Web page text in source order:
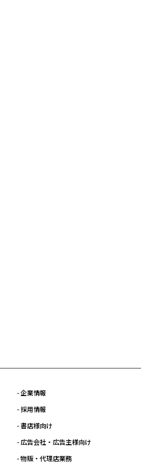
- 企業情報
- 採用情報
- 書店様向け
- 広告会社・広告主様向け
- 物販・代理店業務